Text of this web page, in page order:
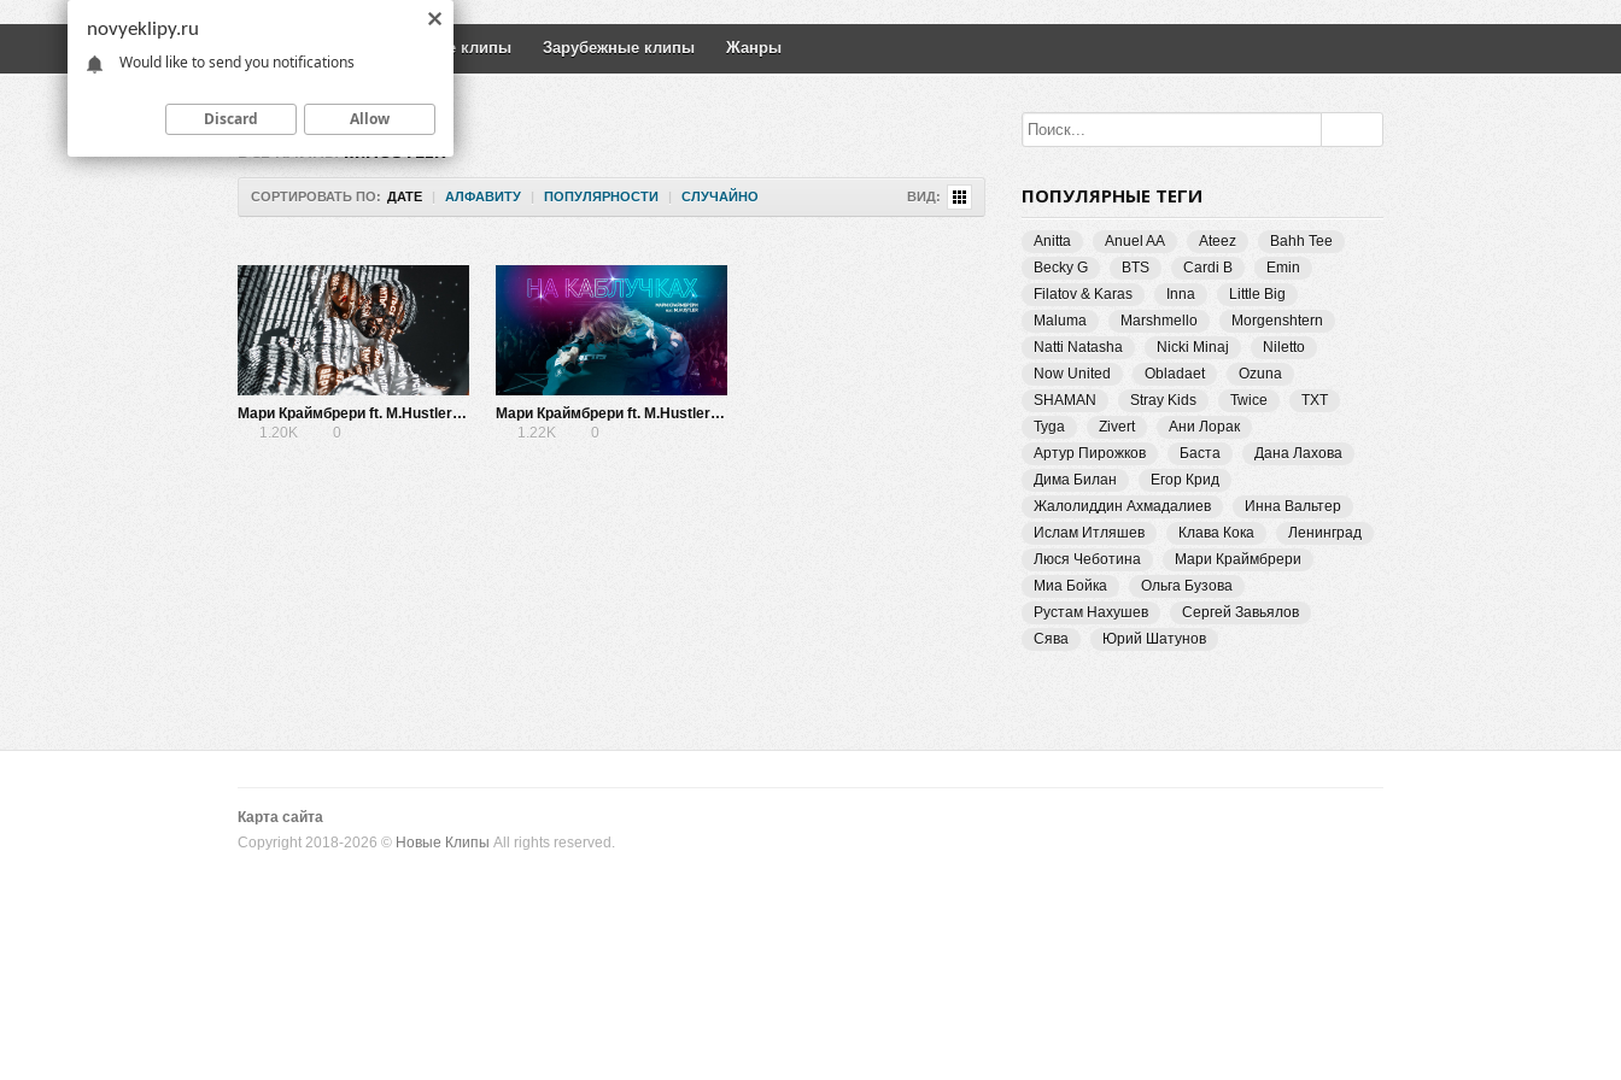
Русские клипы Зарубежные клипы Жанры
ВСЕ КЛИПЫ M.HUSTLER
СОРТИРОВАТЬ ПО: ДАТЕ | АЛФАВИТУ | ПОПУЛЯРНОСТИ | СЛУЧАЙНО ВИД:
Мари Краймбрери ft. M.Hustler — Успей вернуться
1.20K
0
Мари Краймбрери ft. M.Hustler — На каблучках
1.22K
0
ПОПУЛЯРНЫЕ ТЕГИ
Anitta Anuel AA Ateez
Bahh Tee
Becky G
BTS Cardi B
Emin
Filatov & Karas
Inna
Little Big
Maluma
Marshmello
Morgenshtern
Natti Natasha
Nicki Minaj
Niletto
Now United
Obladaet
Ozuna
SHAMAN
Stray Kids Twice
TXT
Tyga
Zivert
Ани Лорак
Артур Пирожков
Баста
Дана Лахова
Дима Билан
Егор Крид
Жалолиддин Ахмадалиев
Инна Вальтер
Ислам Итляшев
Клава Кока
Ленинград
Люся Чеботина
Мари Краймбрери
Миа Бойка
Ольга Бузова
Рустам Нахушев
Сергей Завьялов
Сява
Юрий Шатунов
Карта сайта
Copyright 2018-2026 © Новые Клипы All rights reserved.
novyeklipy.ru
Would like to send you notifications
Discard Allow